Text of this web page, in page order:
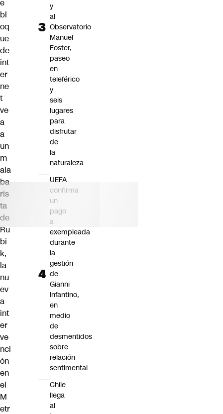
e
bl
oq
ue
de
int
er
ne
t
ve
a
a
un
m
ala
ba
ris
ta
de
Ru
bi
k,
la
nu
ev
a
int
er
ve
nci
ón
en
el
M
etr
y
al
Observatorio
Manuel
Foster,
paseo
en
teleférico
y
seis
lugares
para
disfrutar
de
la
naturaleza
UEFA
confirma
un
pago
a
exempleada
durante
la
gestión
de
Gianni
Infantino,
en
medio
de
desmentidos
sobre
relación
sentimental
Chile
llega
al